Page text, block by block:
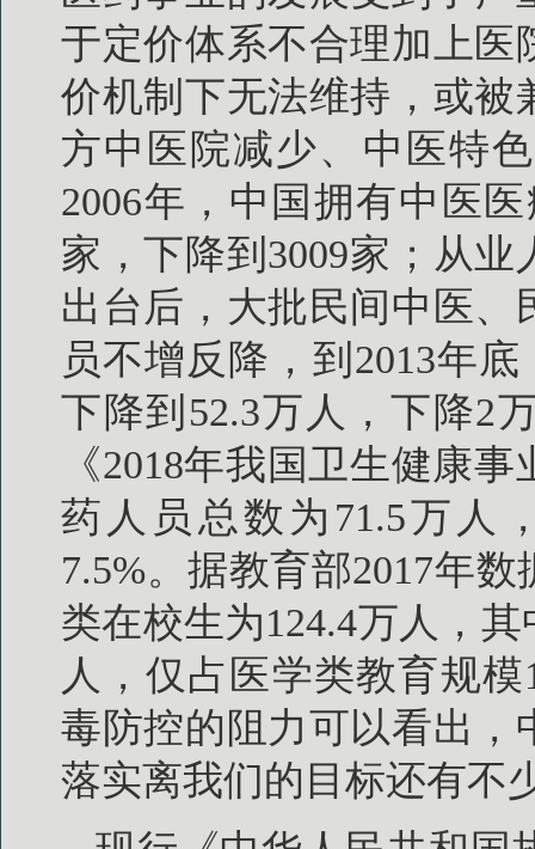
于定价体系不合理加上医
价机制下无法维持，或被
方中医院减少、中医特
2006年，中国拥有中医
家，下降到3009家；从
出台后，大批民间中医
员不增反降，到2013年
下降到52.3万人，下降2
《2018年我国卫生健康
药人员总数为71.5万人
7.5%。据教育部2017年
类在校生为124.4万人，
人，仅占医学类教育规
毒防控的阻力可以看出，
落实离我们的目标还有不